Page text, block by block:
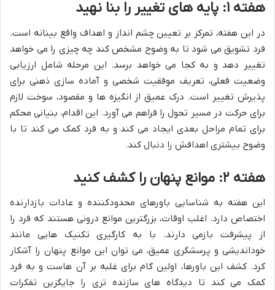
هفته ۱: پایه های تغییر را بنا نهید
در این هفته، تمرکز بر تعیین چشم انداز و اهداف واقع بینانه است.
فرد تشویق می شود تا به وضوح مشخص کند چه چیزی را می خواهد
تغییر دهد و به کجا می خواهد برسد. این مرحله شامل ارزیابی
وضعیت فعلی، تعریف موفقیت شخصی و آماده سازی ذهنی برای
پذیرش تغییر است. درک عمیق از انگیزه ها و مقصود، سوخت لازم
برای حرکت در مسیر تحول را فراهم می آورد. این اقدام، بنیانی محکم
برای تمام مراحل بعدی ایجاد می کند و به فرد کمک می کند تا با
وضوح بیشتری اهدافش را دنبال کند.
هفته ۲: موانع پنهان را کشف کنید
این هفته به شناسایی باورهای محدودکننده و عادات بازدارنده
اختصاص دارد. اغلب اوقات، بزرگترین موانع درونی هستند که فرد را
از پیشرفت بازمی دارند. با به کارگیری تکنیک هایی مانند
خوداندیشی و پرسشگری عمیق، می توان این موانع پنهان را آشکار
کرد. کشف این باورها، اولین گام برای غلبه بر آن هاست و به فرد
کمک می کند تا دیدگاه های سازنده تری را جایگزین تفکرات